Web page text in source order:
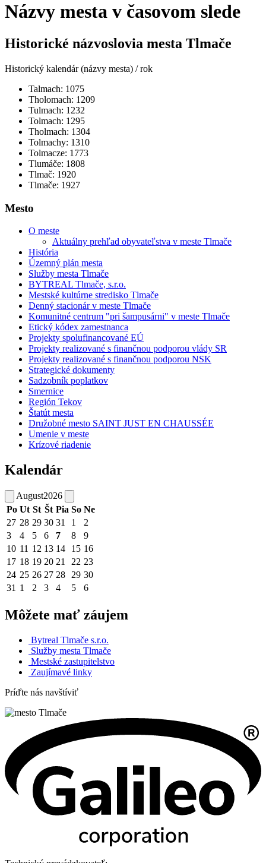
Názvy mesta v časovom slede
Historické názvoslovia mesta Tlmače
Historický kalendár (názvy mesta) / rok
Talmach: 1075
Tholomach: 1209
Tulmach: 1232
Tolmach: 1295
Tholmach: 1304
Tolmachy: 1310
Tolmacze: 1773
Tlumáče: 1808
Tlmač: 1920
Tlmače: 1927
Mesto
O meste
Aktuálny prehľad obyvateľstva v meste Tlmače
História
Územný plán mesta
Služby mesta Tlmače
BYTREAL Tlmače, s.r.o.
Mestské kultúrne stredisko Tlmače
Denný stacionár v meste Tlmače
Komunitné centrum "pri šampusárni" v meste Tlmače
Etický kódex zamestnanca
Projekty spolufinancované EÚ
Projekty realizované s finančnou podporou vlády SR
Projekty realizované s finančnou podporou NSK
Strategické dokumenty
Sadzobník poplatkov
Smernice
Región Tekov
Štatút mesta
Družobné mesto SAINT JUST EN CHAUSSÉE
Umenie v meste
Krízové riadenie
Kalendár
August2026
Po Ut St Št Pia So Ne
27 28 29 30 31 1
2
3
4 5 6 7 8
9
10 11 12 13 14 15 16
17 18 19 20 21 22 23
24 25 26 27 28 29 30
31 1 2 3 4 5 6
Môžete mať záujem
Bytreal Tlmače s.r.o.
Služby mesta Tlmače
Mestské zastupitelstvo
Zaujímavé linky
Príďte nás navštíviť